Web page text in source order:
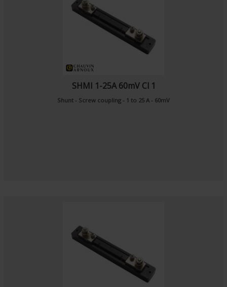
SHMI 1-25A 60mV Cl 1
Shunt - Screw coupling - 1 to 25 A - 60mV